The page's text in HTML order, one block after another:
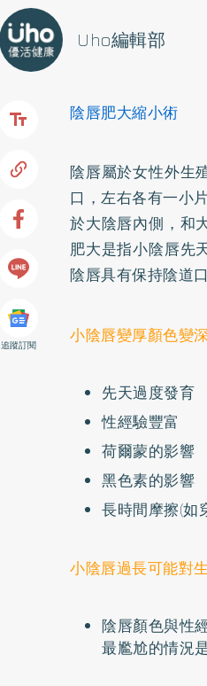
Uho編輯部
追蹤訂閱
陰唇肥大縮小術
陰唇屬於女性外生
口，左右各有一小
於大陰唇內側，和
肥大是指小陰唇先
陰唇具有保持陰道
小陰唇變厚顏色變
先天過度發育
性經驗豐富
荷爾蒙的影響
黑色素的影響
長時間摩擦(如
小陰唇過長可能對
陰唇顏色與性
最尷尬的情況